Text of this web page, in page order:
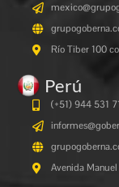
Río Tiber 100
Perú
(+51) 944 531
Avenida